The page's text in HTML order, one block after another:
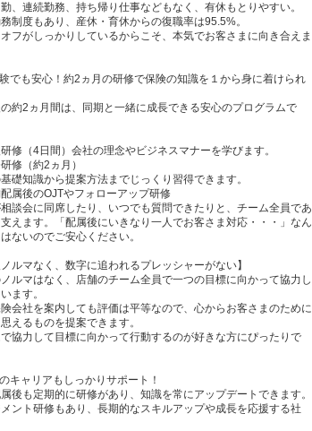
、連続勤務、持ち帰り仕事などもなく、有休もとりやすい。
制度もあり、産休・育休からの復職率は95.5%。
フがしっかりしているからこそ、本気でお客さまに向き合えま
でも安心！約2ヵ月の研修で保険の知識を１から身に着けられ
の約2ヵ月間は、同期と一緒に成長できる安心のプログラムで
修（4日間）会社の理念やビジネスマナーを学びます。
修（約2ヵ月）
礎知識から提案方法までじっくり習得できます。
属後のOJTやフォローアップ研修
談会に同席したり、いつでも質問できたりと、チーム全員であ
えます。「配属後にいきなり一人でお客さま対応・・・」なん
ないのでご安心ください。
ノルマなく、数字に追われるプレッシャーがない】
ルマはなく、店舗のチーム全員で一つの目標に向かって協力し
ます。
険会社を案内しても評価は平等なので、心からお客さまのために
えるものを提案できます。
協力して目標に向かって行動するのが好きな方にぴったりで
キャリアもしっかりサポート！
後も定期的に研修があり、知識を常にアップデートできます。
ント研修もあり、長期的なスキルアップや成長を応援する社